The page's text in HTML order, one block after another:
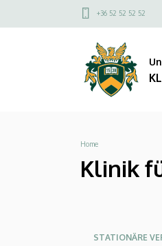
Neurologie
Versorgung
zum
Felső
menü
+36 52 52 52 52
Breadcrumb
Home
Klinik
Oldalmenü
Oldalmenu
Oldalmenü
STATIONÄRE